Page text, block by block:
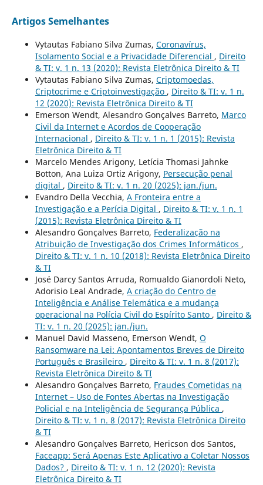
Artigos Semelhantes
Vytautas Fabiano Silva Zumas, Coronavírus,
Isolamento Social e a Privacidade Diferencial , Direito
& TI: v. 1 n. 13 (2020): Revista Eletrônica Direito & TI
Vytautas Fabiano Silva Zumas, Criptomoedas,
Criptocrime e Criptoinvestigação , Direito & TI: v. 1 n.
12 (2020): Revista Eletrônica Direito & TI
Emerson Wendt, Alesandro Gonçalves Barreto, Marco
Civil da Internet e Acordos de Cooperação
Internacional , Direito & TI: v. 1 n. 1 (2015): Revista
Eletrônica Direito & TI
Marcelo Mendes Arigony, Letícia Thomasi Jahnke
Botton, Ana Luiza Ortiz Arigony, Persecução penal
digital , Direito & TI: v. 1 n. 20 (2025): jan./jun.
Evandro Della Vecchia, A Fronteira entre a
Investigação e a Perícia Digital , Direito & TI: v. 1 n. 1
(2015): Revista Eletrônica Direito & TI
Alesandro Gonçalves Barreto, Federalização na
Atribuição de Investigação dos Crimes Informáticos ,
Direito & TI: v. 1 n. 10 (2018): Revista Eletrônica Direito
& TI
José Darcy Santos Arruda, Romualdo Gianordoli Neto,
Adorisio Leal Andrade, A criação do Centro de
Inteligência e Análise Telemática e a mudança
operacional na Polícia Civil do Espírito Santo , Direito &
TI: v. 1 n. 20 (2025): jan./jun.
Manuel David Masseno, Emerson Wendt, O
Ransomware na Lei: Apontamentos Breves de Direito
Português e Brasileiro , Direito & TI: v. 1 n. 8 (2017):
Revista Eletrônica Direito & TI
Alesandro Gonçalves Barreto, Fraudes Cometidas na
Internet – Uso de Fontes Abertas na Investigação
Policial e na Inteligência de Segurança Pública ,
Direito & TI: v. 1 n. 8 (2017): Revista Eletrônica Direito
& TI
Alesandro Gonçalves Barreto, Hericson dos Santos,
Faceapp: Será Apenas Este Aplicativo a Coletar Nossos
Dados? , Direito & TI: v. 1 n. 12 (2020): Revista
Eletrônica Direito & TI